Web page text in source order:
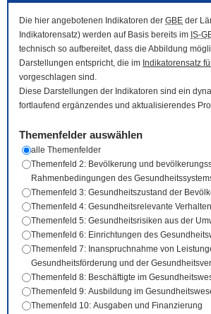
Die hier angebotenen Indikatoren der GBE der
Indikatorensatz) werden auf Basis bereits im IS-
technisch so aufbereitet, dass die Abbildung
Darstellungen entspricht, die im Indikatorensatz
vorgeschlagen sind.
Diese Darstellungen der Indikatoren sind ein
fortlaufend ergänzendes und aktualisierendes
Themenfelder auswählen
alle Themenfelder
Themenfeld 2: Bevölkerung und
Rahmenbedingungen des
Themenfeld 3: Gesundheitszustand der
Themenfeld 4: Gesundheitsrelevante
Themenfeld 5: Gesundheitsrisiken aus der
Themenfeld 6: Einrichtungen des
Themenfeld 7: Inanspruchnahme von
Gesundheitsförderung und der
Themenfeld 8: Beschäftigte im
Themenfeld 9: Ausbildung im
Themenfeld 10: Ausgaben und Finanzierung